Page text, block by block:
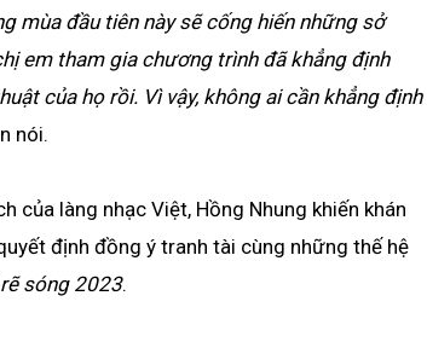
mùa đầu tiên này sẽ cống hiến những sở
em tham gia chương trình đã khẳng định
của họ rồi. Vì vậy, không ai cần khẳng định
nói.
của làng nhạc Việt, Hồng Nhung khiến khán
định đồng ý tranh tài cùng những thế hệ
sóng 2023.